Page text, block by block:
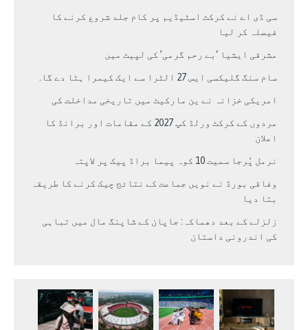
سی ڈی اے نے کرکٹ اسٹیڈیم پر کام جلد شروع کرنے کا
فیصلہ کر لیا
مشرقی ایشیا ‘بے رحم گرمی’ کی لپیٹ میں
سام سنگ گلیکسی ایس 27 الٹرا سے ایک کیمرا ہٹا دے گا.
امریکی خزانہ نے ین مارکیٹ میں تاریخی مداخلت کی
مردوں کے کرکٹ ورلڈ کپ 2027 کے مقامات اور برانڈ کا
اعلان
نرمل پُرجا سمیت 10 کوہ پیما براڈ پیک پر لاپتہ
وفاقی بورڈ نے نویں جماعت کے نتائج چیک کرنے کا طریقہ
بتا دیا
زلزلے کے بعد دھماکہ: جاپان کے شاپنگ مال میں تباہی
کی اندرونی داستان